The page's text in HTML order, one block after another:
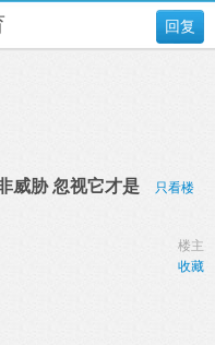
回复
威胁 忽视它才是
只看楼
楼主
收藏